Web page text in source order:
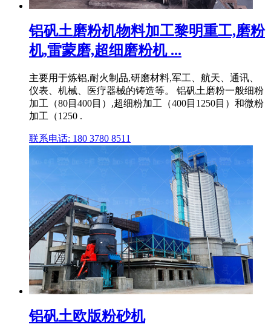
铝矾土磨粉机物料加工黎明重工,磨粉
机,雷蒙磨,超细磨粉机 ...
主要用于炼铝,耐火制品,研磨材料,军工、航天、通讯、
仪表、机械、医疗器械的铸造等。 铝矾土磨粉一般细粉
加工（80目400目）,超细粉加工（400目1250目）和微粉
加工（1250 .
联系电话: 180 3780 8511
铝矾土欧版粉砂机